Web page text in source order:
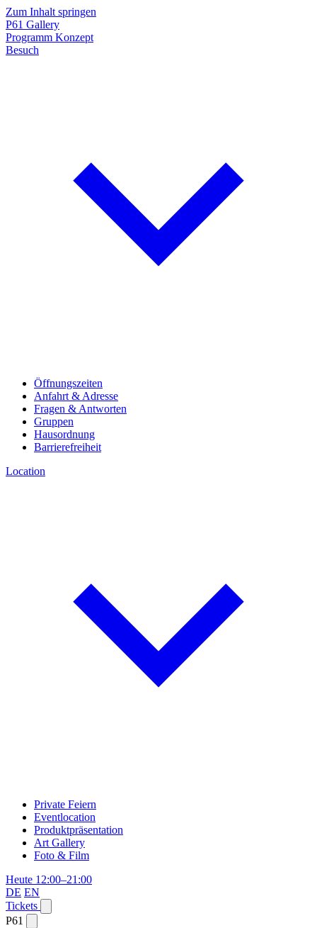
Zum Inhalt springen
P61 Gallery
Programm Konzept
Besuch
Öffnungszeiten
Anfahrt & Adresse
Fragen & Antworten
Gruppen
Hausordnung
Barrierefreiheit
Location
Private Feiern
Eventlocation
Produktpräsentation
Art Gallery
Foto & Film
Heute 12:00–21:00
DE EN
Tickets
P61